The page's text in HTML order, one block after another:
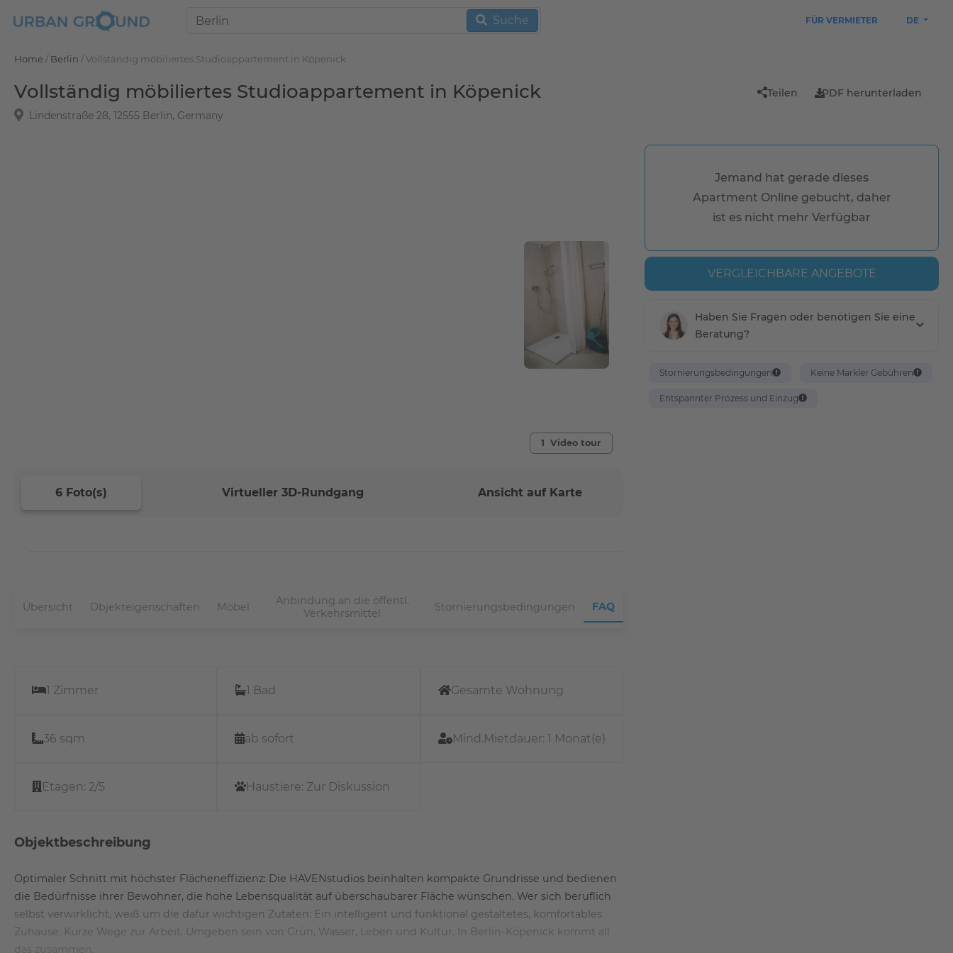
Suche FÜR VERMIETER DE
Home / Berlin /Vollständig möbiliertes Studioappartement in Köpenick
Vollständig möbiliertes Studioappartement in Köpenick
Lindenstraße 28, 12555 Berlin, Germany
Teilen PDF herunterladen
1 Video tour
6 Foto(s) Virtueller 3D-Rundgang Ansicht auf Karte
Übersicht Objekteigenschaften Möbel
Anbindung an die öffentl.
Verkehrsmittel
Stornierungsbedingungen FAQ
1 Zimmer 1 Bad Gesamte Wohnung
36 sqm ab sofort Mind.Mietdauer: 1 Monat(e)
Etagen: 2/5 Haustiere: Zur Diskussion
Objektbeschreibung
Optimaler Schnitt mit höchster Flächeneffizienz: Die HAVENstudios beinhalten kompakte Grundrisse und bedienen
die Bedürfnisse ihrer Bewohner, die hohe Lebensqualität auf überschaubarer Fläche wünschen. Wer sich beruflich
selbst verwirklicht, weiß um die dafür wichtigen Zutaten: Ein intelligent und funktional gestaltetes, komfortables
Zuhause. Kurze Wege zur Arbeit. Umgeben sein von Grün, Wasser, Leben und Kultur. In Berlin-Köpenick kommt all
das zusammen.
Jemand hat gerade dieses
Apartment Online gebucht, daher
ist es nicht mehr Verfügbar
VERGLEICHBARE ANGEBOTE
Haben Sie Fragen oder benötigen Sie eine
Beratung?
Stornierungsbedingungen Keine Markler Gebühren
Entspannter Prozess und Einzug